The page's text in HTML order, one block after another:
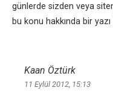
günlerde sizden veya
bu konu hakkında bir
Kaan Öztürk
11 Eylül 2012, 15:13